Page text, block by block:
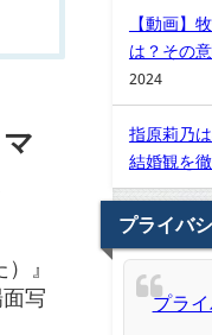
』
写
【動画】
は？その
2024
指原莉乃
結婚観を
プライバ
プラ